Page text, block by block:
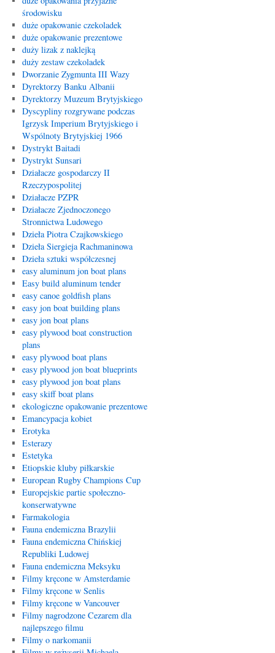
środowisku
duże opakowanie czekoladek
duże opakowanie prezentowe
duży lizak z naklejką
duży zestaw czekoladek
Dworzanie Zygmunta III Wazy
Dyrektorzy Banku Albanii
Dyrektorzy Muzeum Brytyjskiego
Dyscypliny rozgrywane podczas
Igrzysk Imperium Brytyjskiego i
Wspólnoty Brytyjskiej 1966
Dystrykt Baitadi
Dystrykt Sunsari
Działacze gospodarczy II
Rzeczypospolitej
Działacze PZPR
Działacze Zjednoczonego
Stronnictwa Ludowego
Dzieła Piotra Czajkowskiego
Dzieła Siergieja Rachmaninowa
Dzieła sztuki współczesnej
easy aluminum jon boat plans
Easy build aluminum tender
easy canoe goldfish plans
easy jon boat building plans
easy jon boat plans
easy plywood boat construction
plans
easy plywood boat plans
easy plywood jon boat blueprints
easy plywood jon boat plans
easy skiff boat plans
ekologiczne opakowanie prezentowe
Emancypacja kobiet
Erotyka
Esterazy
Estetyka
Etiopskie kluby piłkarskie
European Rugby Champions Cup
Europejskie partie społeczno-
konserwatywne
Farmakologia
Fauna endemiczna Brazylii
Fauna endemiczna Chińskiej
Republiki Ludowej
Fauna endemiczna Meksyku
Filmy kręcone w Amsterdamie
Filmy kręcone w Senlis
Filmy kręcone w Vancouver
Filmy nagrodzone Cezarem dla
najlepszego filmu
Filmy o narkomanii